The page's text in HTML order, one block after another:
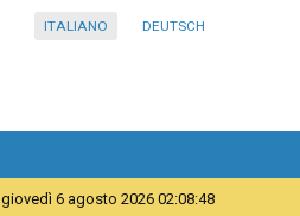
ITALIANO DEUTSCH
giovedì 6 agosto 2026 02:08:48